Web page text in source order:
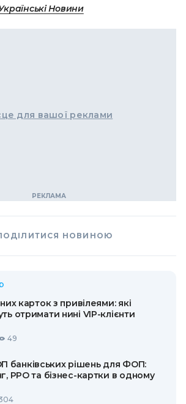
Новини
для вашої реклами
НОВИНОЮ
карток з привілеями: які
отримати нині VIP-клієнти
49
банківських рішень для ФОП:
РРО та бізнес-картки в одному